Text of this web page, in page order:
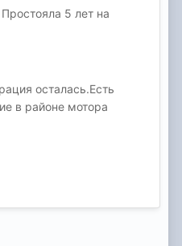
5 лет на
осталась.Есть
в районе мотора